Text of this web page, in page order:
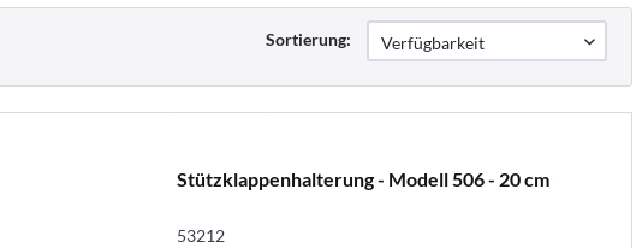
Sortierung:
Stützklappenhalterung - Modell 506 - 20 cm
53212